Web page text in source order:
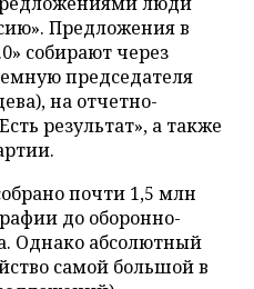
Предложения в
собирают через
председателя
на отчетно-
результат», а также
почти 1,5 млн
до оборонно-
Однако абсолютный
самой большой в